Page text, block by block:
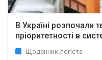
В Україні розпочали
пріоритетності в
Щоденник логіста